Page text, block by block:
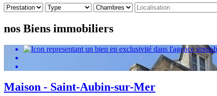
nos Biens immobiliers
Maison - Saint-Aubin-sur-Mer